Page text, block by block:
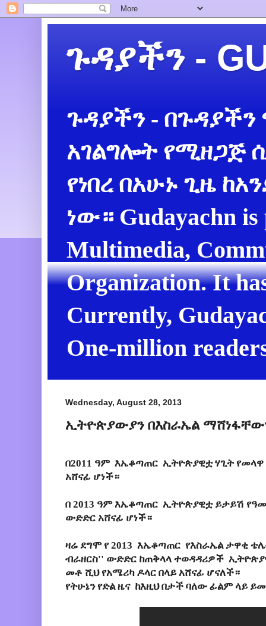
ጉዳያችን -
ጉዳያችን -
አገልግሎት የሚዘጋጅ
የነበረ በአሁኑ ጊዜ
ነው። Gudayachn is
Multimedia,
Organization. It
Currently,
One-million
Wednesday, August 28, 2013
ኢትዮጵያውያን በእስራኤል
በ2011 ዓም እኤቆጣጠር ኢትዮጵያዊቷ ሃጊት
አሸናፊ ሆነች።
በ 2013 ዓም እኤቆጣጠር ኢትዮጵያዊቷ ይታይሽ
ውድድር አሸናፊ ሆነች።
ዛሬ ደግሞ የ 2013 እኤቆጣጠር የእስራኤል ታዋቂ
ብራዘርስ'' ውድድር ከጠቅላላ ተወዳዳሪዎች
መቶ ሺህ የአሜሪካ ዶላር በላይ አሸናፊ ሆናለች።
የትሁኔን የድል ዜና ከእዚህ በታች ባለው ፊልም ላይ